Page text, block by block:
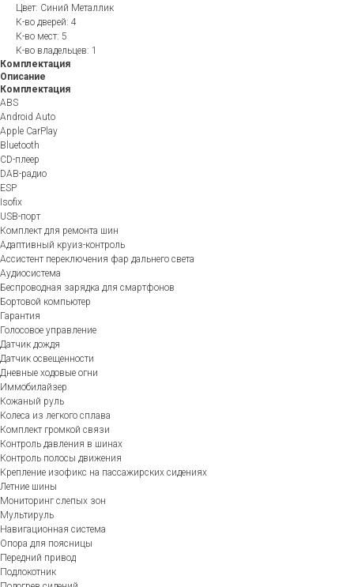
Цвет: Синий Металлик
К-во дверей: 4
К-во мест: 5
К-во владельцев: 1
Комплектация
Описание
Комплектация
ABS
Android Auto
Apple CarPlay
Bluetooth
CD-плеер
DAB-радио
ESP
Isofix
USB-порт
Комплект для ремонта шин
Адаптивный круиз-контроль
Ассистент переключения фар дальнего света
Аудиосистема
Беспроводная зарядка для смартфонов
Бортовой компьютер
Гарантия
Голосовое управление
Датчик дождя
Датчик освещенности
Дневные ходовые огни
Иммобилайзер
Кожаный руль
Колеса из легкого сплава
Комплект громкой связи
Контроль давления в шинах
Контроль полосы движения
Крепление изофикс на пассажирских сидениях
Летние шины
Мониторинг слепых зон
Мультируль
Навигационная система
Опора для поясницы
Передний привод
Подлокотник